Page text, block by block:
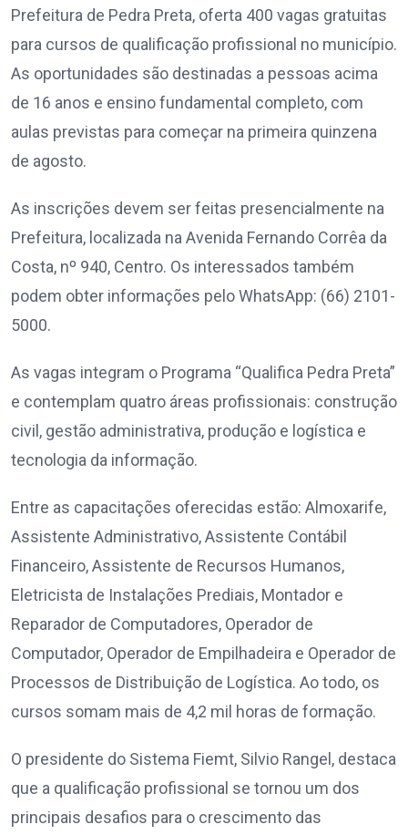
Prefeitura de Pedra Preta, oferta 400 vagas gratuitas
para cursos de qualificação profissional no município.
As oportunidades são destinadas a pessoas acima
de 16 anos e ensino fundamental completo, com
aulas previstas para começar na primeira quinzena
de agosto.
As inscrições devem ser feitas presencialmente na
Prefeitura, localizada na Avenida Fernando Corrêa da
Costa, nº 940, Centro. Os interessados também
podem obter informações pelo WhatsApp: (66) 2101-
5000.
As vagas integram o Programa “Qualifica Pedra Preta”
e contemplam quatro áreas profissionais: construção
civil, gestão administrativa, produção e logística e
tecnologia da informação.
Entre as capacitações oferecidas estão: Almoxarife,
Assistente Administrativo, Assistente Contábil
Financeiro, Assistente de Recursos Humanos,
Eletricista de Instalações Prediais, Montador e
Reparador de Computadores, Operador de
Computador, Operador de Empilhadeira e Operador de
Processos de Distribuição de Logística. Ao todo, os
cursos somam mais de 4,2 mil horas de formação.
O presidente do Sistema Fiemt, Silvio Rangel, destaca
que a qualificação profissional se tornou um dos
principais desafios para o crescimento das